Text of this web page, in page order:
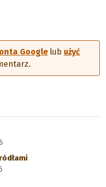
Google lub użyć